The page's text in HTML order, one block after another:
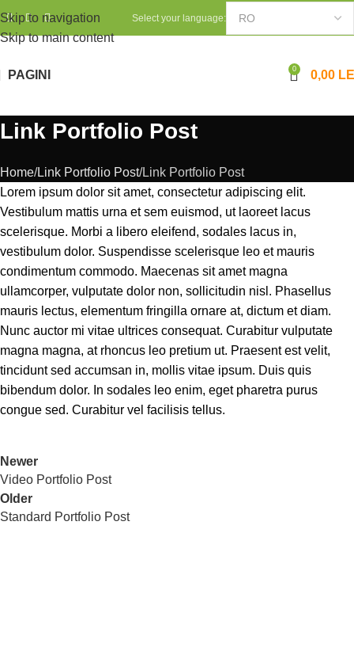
Skip to navigation
Skip to main content
Select your language:
PAGINI 0 0,00
Link Portfolio Post
Home Link Portfolio Post Link Portfolio Post
Lorem ipsum dolor sit amet, consectetur adipiscing elit.
Vestibulum mattis urna et sem euismod, ut laoreet lacus
scelerisque. Morbi a libero eleifend, sodales lacus in,
vestibulum dolor. Suspendisse scelerisque leo et mauris
condimentum commodo. Maecenas sit amet magna
ullamcorper, vulputate dolor non, sollicitudin nisl. Phasellus
mauris lectus, elementum fringilla ornare at, dictum et diam.
Nunc auctor mi vitae ultrices consequat. Curabitur vulputate
magna magna, at rhoncus leo pretium ut. Praesent est velit,
tincidunt sed accumsan in, mollis vitae ipsum. Duis quis
bibendum dolor. In sodales leo enim, eget pharetra purus
congue sed. Curabitur vel facilisis tellus.
Newer
Video Portfolio Post
Older
Standard Portfolio Post